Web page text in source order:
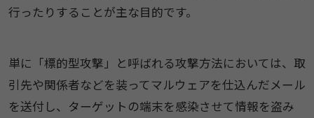
行ったりすることが主な目的です。
単に「標的型攻撃」と呼ばれる攻撃方法においては、取
引先や関係者などを装ってマルウェアを仕込んだメール
を送付し、ターゲットの端末を感染させて情報を盗み